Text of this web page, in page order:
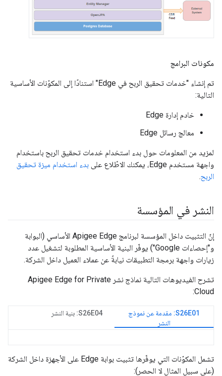
مكونات البرامج
تم إنشاء "خدمات تحقيق الربح في Edge" استنادًا إلى المكوّنات الأساسية
التالية:
خادم إدارة Edge
معالج رسائل Edge
لمزيد من المعلومات حول بدء استخدام خدمات تحقيق الربح باستخدام
واجهة مستخدم Edge، يمكنك الاطّلاع على
بدء استخدام ميزة تحقيق
الربح.
النشر في المؤسسة
إنّ التثبيت داخل المؤسسة لبرنامج Apigee Edge الأساسي (البوابة
و"إحصاءات Google") يوفّر البنية الأساسية المطلوبة لتشغيل عدد
زيارات واجهة برمجة التطبيقات نيابةً عن عملاء العميل داخل الشركة.
تشرح الفيديوهات التالية نماذج نشر Apigee Edge for Private
Cloud:
S26E01: مقدمة عن نموذج
النشر
S26E04: بنية النشر
تشمل المكوّنات التي يوفّرها تثبيت بوابة Edge على الأجهزة داخل الشركة
(على سبيل المثال لا الحصر):